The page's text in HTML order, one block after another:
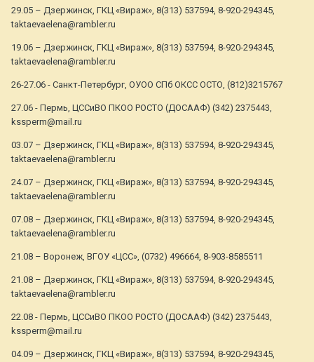
29.05 – Дзержинск, ГКЦ «Вираж», 8(313) 537594, 8-920-294345,
taktaevaelena@rambler.ru
19.06 – Дзержинск, ГКЦ «Вираж», 8(313) 537594, 8-920-294345,
taktaevaelena@rambler.ru
26-27.06 - Санкт-Петербург, ОУОО СПб ОКСС ОСТО, (812)3215767
27.06 - Пермь, ЦССиВО ПКОО РОСТО (ДОСААФ) (342) 2375443,
kssperm@mail.ru
03.07 – Дзержинск, ГКЦ «Вираж», 8(313) 537594, 8-920-294345,
taktaevaelena@rambler.ru
24.07 – Дзержинск, ГКЦ «Вираж», 8(313) 537594, 8-920-294345,
taktaevaelena@rambler.ru
07.08 – Дзержинск, ГКЦ «Вираж», 8(313) 537594, 8-920-294345,
taktaevaelena@rambler.ru
21.08 – Воронеж, ВГОУ «ЦСС», (0732) 496664, 8-903-8585511
21.08 – Дзержинск, ГКЦ «Вираж», 8(313) 537594, 8-920-294345,
taktaevaelena@rambler.ru
22.08 - Пермь, ЦССиВО ПКОО РОСТО (ДОСААФ) (342) 2375443,
kssperm@mail.ru
04.09 – Дзержинск, ГКЦ «Вираж», 8(313) 537594, 8-920-294345,